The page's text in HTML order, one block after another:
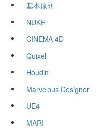
基本原則
NUKE
CINEMA 4D
Quixel
Houdini
Marvelous Designer
UE4
MARI